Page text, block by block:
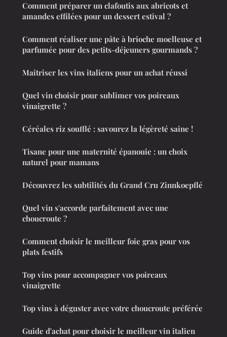
Comment préparer un clafoutis aux abricots et
amandes effilées pour un dessert estival ?
Comment réaliser une pâte à brioche moelleuse et
parfumée pour des petits-déjeuners gourmands ?
Maîtriser les vins italiens pour un achat réussi
Quel vin choisir pour sublimer vos poireaux
vinaigrette ?
Céréales riz soufflé : savourez la légèreté saine !
Tisane pour une maternité épanouie : un choix
naturel pour mamans
Découvrez les subtilités du Grand Cru Zinnkoepflé
Quel vin s'accorde parfaitement avec une
choucroute ?
Comment choisir le meilleur foie gras pour vos
plats festifs
Top vins pour accompagner vos poireaux
vinaigrette
Top vins à déguster avec votre choucroute préférée
Guide d'achat pour choisir le meilleur vin italien